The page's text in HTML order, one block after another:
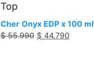
Top
Cher Onyx EDP x 100 ml
$55.990 $ 44.790